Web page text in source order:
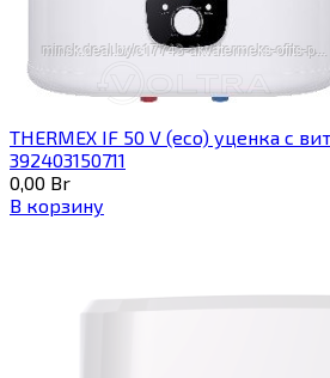
THERMEX IF 50 V (eco) уценка c
392403150711
0,00 Br
В корзину